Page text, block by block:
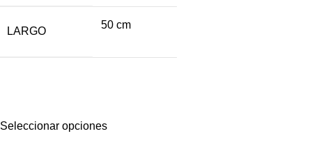
LARGO
50 cm
Seleccionar opciones